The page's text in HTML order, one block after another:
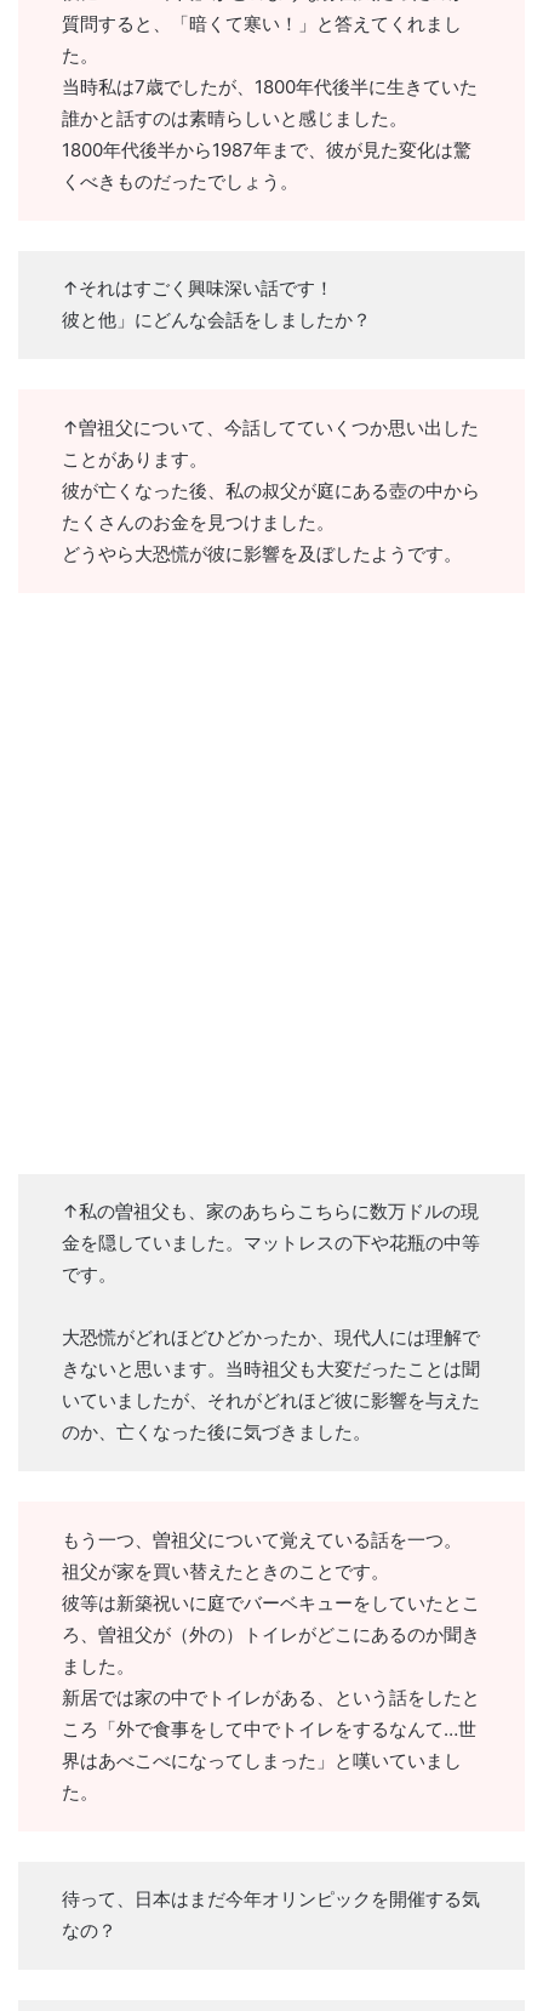
質問すると、「暗くて寒い！」と答えてくれまし
た。
当時私は7歳でしたが、1800年代後半に生きていた
誰かと話すのは素晴らしいと感じました。
1800年代後半から1987年まで、彼が見た変化は驚
くべきものだったでしょう。
↑それはすごく興味深い話です！
彼と他」にどんな会話をしましたか？
↑曽祖父について、今話してていくつか思い出した
ことがあります。
彼が亡くなった後、私の叔父が庭にある壺の中から
たくさんのお金を見つけました。
どうやら大恐慌が彼に影響を及ぼしたようです。
↑私の曽祖父も、家のあちらこちらに数万ドルの現
金を隠していました。マットレスの下や花瓶の中等
です。
大恐慌がどれほどひどかったか、現代人には理解で
きないと思います。当時祖父も大変だったことは聞
いていましたが、それがどれほど彼に影響を与えた
のか、亡くなった後に気づきました。
もう一つ、曽祖父について覚えている話を一つ。
祖父が家を買い替えたときのことです。
彼等は新築祝いに庭でバーベキューをしていたとこ
ろ、曽祖父が（外の）トイレがどこにあるのか聞き
ました。
新居では家の中でトイレがある、という話をしたと
ころ「外で食事をして中でトイレをするなんて…世
界はあべこべになってしまった」と嘆いていまし
た。
待って、日本はまだ今年オリンピックを開催する気
なの？